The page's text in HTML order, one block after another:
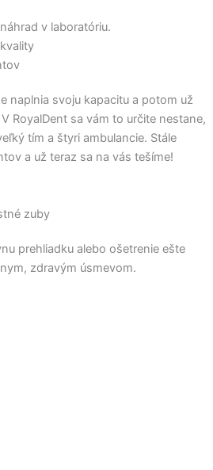
v laboratóriu.
naplnia svoju kapacitu a potom už
RoyalDent sa vám to určite nestane,
tím a štyri ambulancie. Stále
a už teraz sa na vás tešíme!
zuby
prehliadku alebo ošetrenie ešte
zdravým úsmevom.